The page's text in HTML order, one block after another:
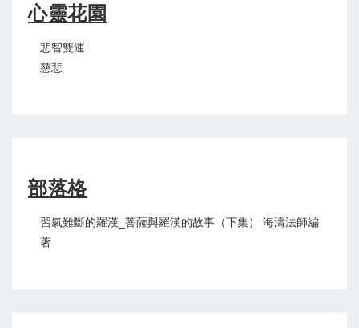
心靈花園
悲智雙運
慈悲
部落格
習氣難斷的羅漢_菩薩與羅漢的故事（下集） 海濤法師編
著